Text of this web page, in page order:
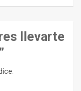
llevarte
”